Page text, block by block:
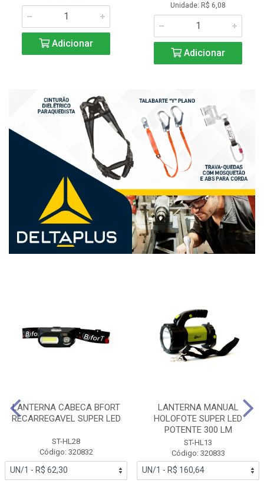
Adicionar
Unidade: R$ 6,08
Adicionar
LANTERNA CABECA BFORT
RECARREGAVEL SUPER LED
ST-HL28
Código: 320832
LANTERNA MANUAL
HOLOFOTE SUPER LED
POTENTE 300 LM
ST-HL13
Código: 320833